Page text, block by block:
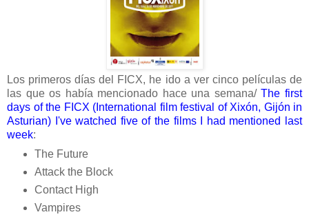
Los primeros días del FICX, he ido a ver cinco películas de
las que os había mencionado hace una semana/The first
days of the FICX (International film festival of Xixón, Gijón in
Asturian) I've watched five of the films I had mentioned last
week:
The Future
Attack the Block
Contact High
Vampires